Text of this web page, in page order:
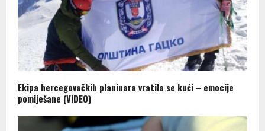
Ekipa hercegovačkih planinara vratila se kući – emocije
pomiješane (VIDEO)